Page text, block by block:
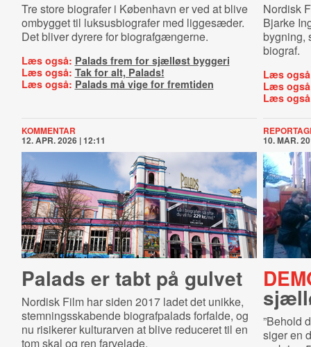
Tre store biografer i København er ved at blive
ombygget til luksusbiografer med liggesæder.
Det bliver dyrere for biografgængerne.
Læs også: Palads frem for sjælløst byggeri
Læs også: Tak for alt, Palads!
Læs også: Palads må vige for fremtiden
Nordisk
Bjarke
bygning,
biograf.
Læs
Læs
Læs
KOMMENTAR
12. APR. 2026 | 12:11
Palads er tabt på gulvet
Nordisk Film har siden 2017 ladet det unikke,
stemningsskabende biografpalads forfalde, og
nu risikerer kulturarven at blive reduceret til en
tom skal og ren farvelade.
10. MAR.
”Behold
siger en